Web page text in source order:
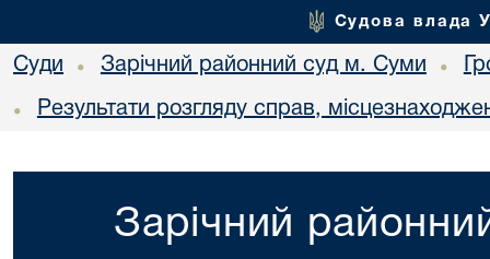
Судова влада
Суди • Зарічний районний суд м. Суми •
• Результати розгляду справ,
Зарічний